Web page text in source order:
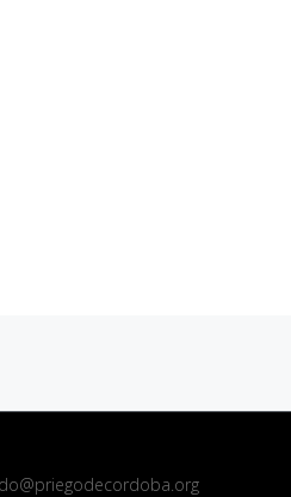
do@priegodecordoba.org